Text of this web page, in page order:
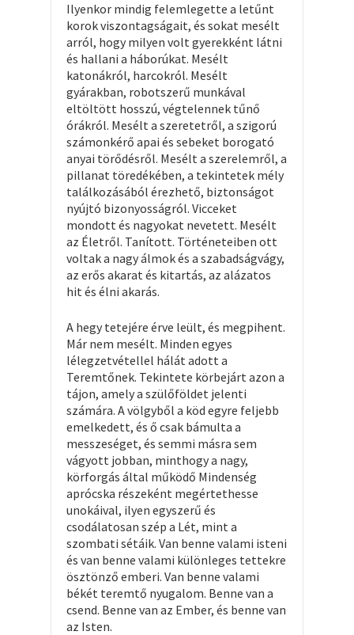
Ilyenkor mindig felemlegette a letűnt
korok viszontagságait, és sokat mesélt
arról, hogy milyen volt gyerekként látni
és hallani a háborúkat. Mesélt
katonákról, harcokról. Mesélt
gyárakban, robotszerű munkával
eltöltött hosszú, végtelennek tűnő
órákról. Mesélt a szeretetről, a szigorú
számonkérő apai és sebeket borogató
anyai törődésről. Mesélt a szerelemről, a
pillanat töredékében, a tekintetek mély
találkozásából érezhető, biztonságot
nyújtó bizonyosságról. Vicceket
mondott és nagyokat nevetett. Mesélt
az Életről. Tanított. Történeteiben ott
voltak a nagy álmok és a szabadságvágy,
az erős akarat és kitartás, az alázatos
hit és élni akarás.
A hegy tetejére érve leült, és megpihent.
Már nem mesélt. Minden egyes
lélegzetvétellel hálát adott a
Teremtőnek. Tekintete körbejárt azon a
tájon, amely a szülőföldet jelenti
számára. A völgyből a köd egyre feljebb
emelkedett, és ő csak bámulta a
messzeséget, és semmi másra sem
vágyott jobban, minthogy a nagy,
körforgás által működő Mindenség
aprócska részeként megértethesse
unokáival, ilyen egyszerű és
csodálatosan szép a Lét, mint a
szombati sétáik. Van benne valami isteni
és van benne valami különleges tettekre
ösztönző emberi. Van benne valami
békét teremtő nyugalom. Benne van a
csend. Benne van az Ember, és benne van
az Isten.